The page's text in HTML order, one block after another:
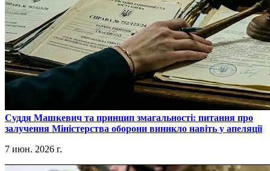
​Суддя Машкевич та принцип змагальності: питання про
залучення Міністерства оборони виникло навіть у апеляції
7 июн. 2026 г.